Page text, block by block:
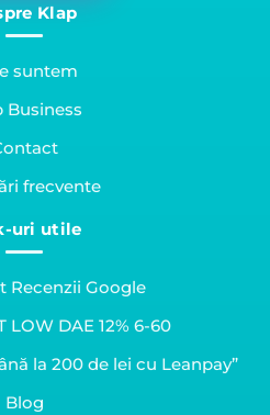
Klap
suntem
Business
frecvente
uri utile
Recenzii Google
LOW DAE 12% 6-60
la 200 de lei cu Leanpay”
Blog